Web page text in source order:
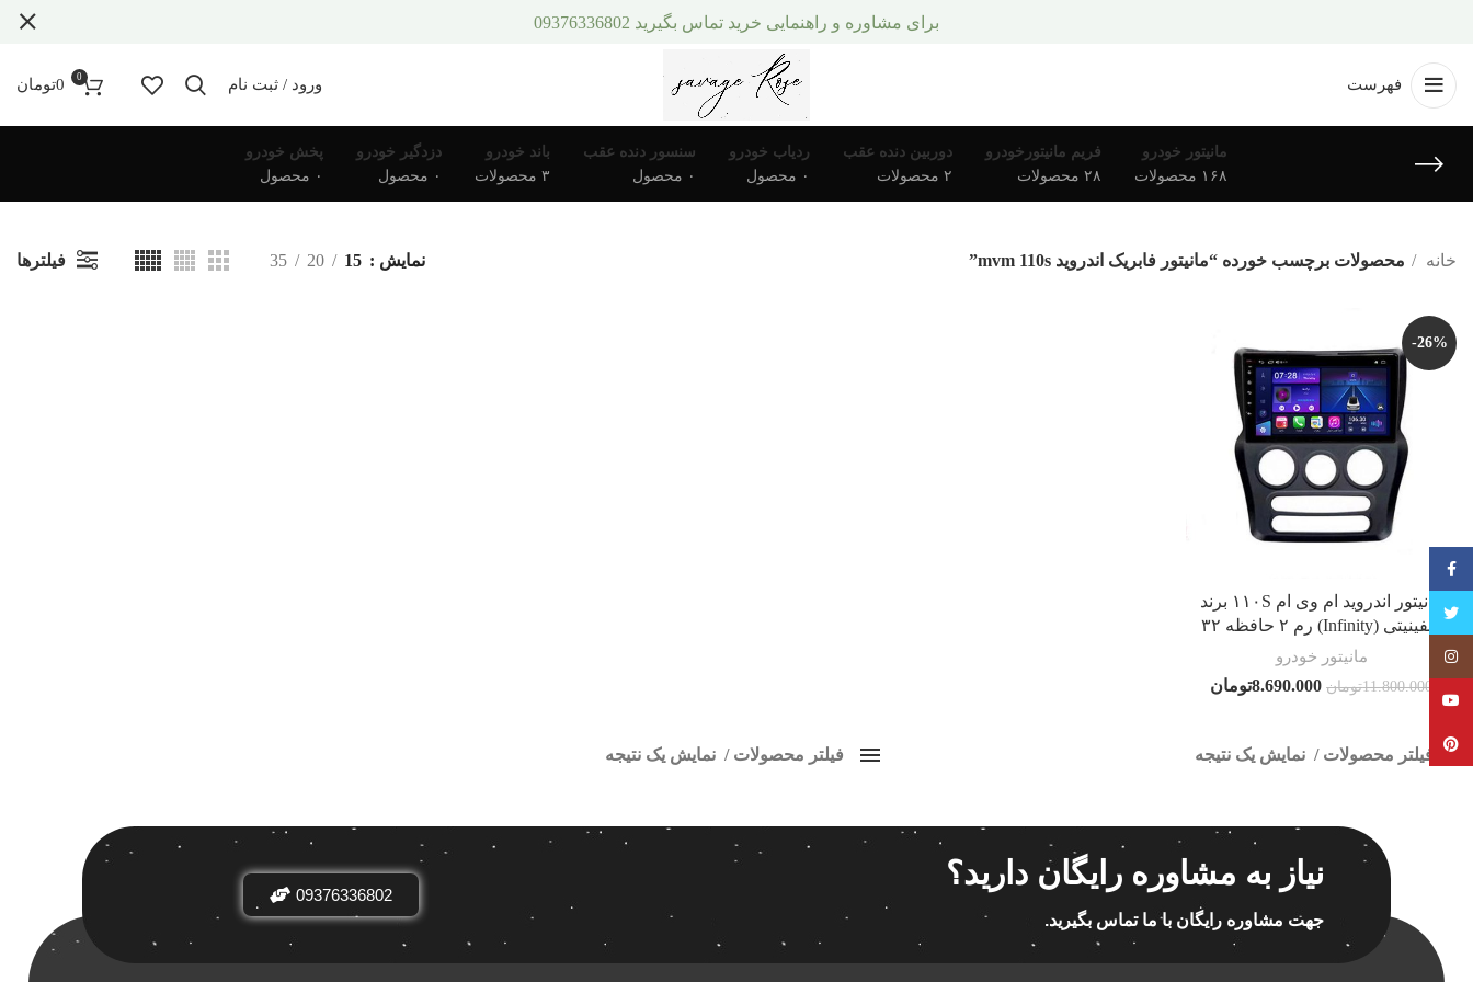
فهرست ورود / ثبت نام 0
0تومان
مانیتور خودرو
۱۶۸ محصولات
فریم مانیتورخودرو
۲۸ محصولات
دوربین دنده عقب
۲ محصولات
ردیاب خودرو
۰ محصول
سنسور دنده عقب
۰ محصول
باند خودرو
۳ محصولات
دزدگیر خودرو
۰ محصول
پخش خودرو
۰ محصول
خانه محصولات برچسب خورده “مانیتور فابریک اندروید mvm 110s” نمایش 15
20
35 فیلترها
-26%
مانیتور اندروید ام وی ام ۱۱۰S برند
اینفینیتی (Infinity) رم ۲ حافظه ۳۲
مانیتور خودرو
11.800.000تومان 8.690.000تومان
فیلتر محصولات
نمایش یک نتیجه
فقط نمایش محصولات فروش فقط موجود در انبار پاک کردن فیلترها
فیلتر محصولات نمایش یک نتیجه
برچسب ها قیمت گذاری مرتب سازی بر اساس
پیش فرض
نیاز به مشاوره رایگان دارید؟
جهت مشاوره رایگان با ما تماس بگیرید.
09376336802
برای مشاوره و راهنمایی خرید تماس بگیرید 09376336802
تویتر
Instagram
Pinterest